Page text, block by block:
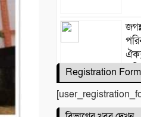
Registration Form